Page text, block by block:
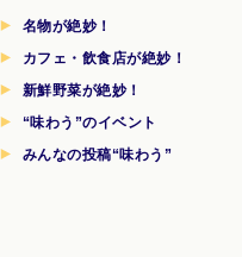
名物が絶妙！
カフェ・飲食店が絶妙！
新鮮野菜が絶妙！
“味わう”のイベント
みんなの投稿“味わう”